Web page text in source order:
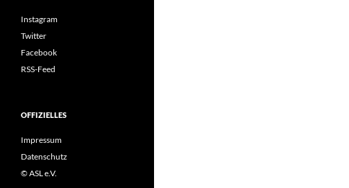
Instagram
Twitter
Facebook
RSS-Feed
OFFIZIELLES
Impressum
Datenschutz
© ASL e.V.